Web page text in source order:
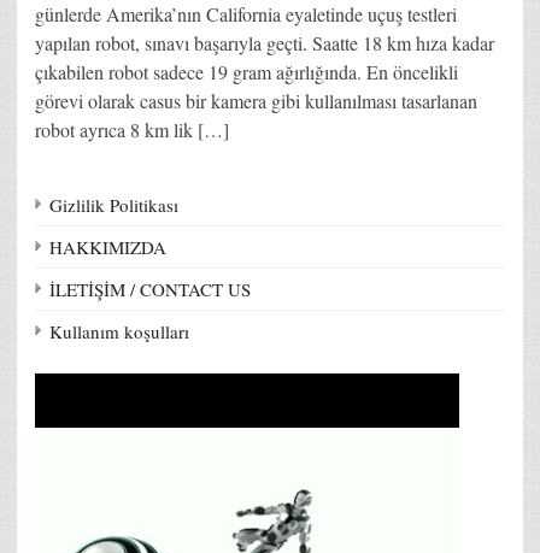
günlerde Amerika’nın California eyaletinde uçuş testleri
yapılan robot, sınavı başarıyla geçti. Saatte 18 km hıza kadar
çıkabilen robot sadece 19 gram ağırlığında. En öncelikli
görevi olarak casus bir kamera gibi kullanılması tasarlanan
robot ayrıca 8 km lik […]
Gizlilik Politikası
HAKKIMIZDA
İLETİŞİM / CONTACT US
Kullanım koşulları